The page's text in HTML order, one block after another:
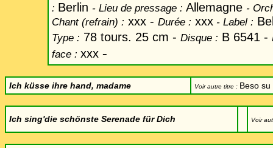
: Berlin - Lieu de pressage : Allemagne -
Chant(refrain) : xxx - Durée : xxx - Label :
Type : 78 tours. 25 cm - Disque : B 6541 -
face : xxx -
Ich küsse ihre hand, madame Voir autre titre : Beso
Ich sing'die schönste Serenade für Dich Voir